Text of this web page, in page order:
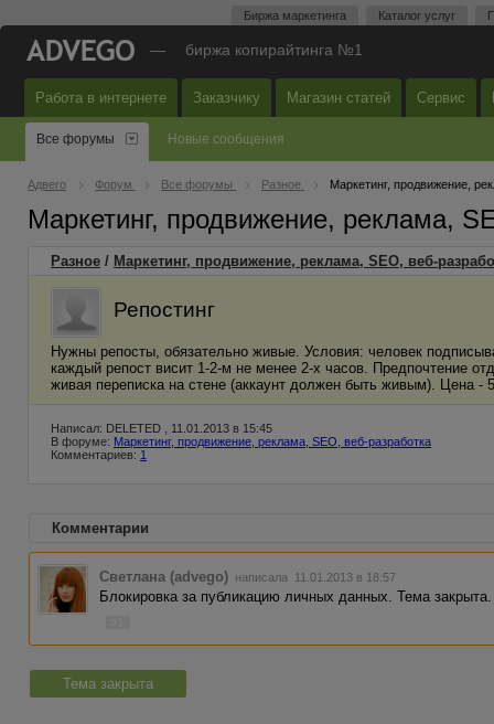
Биржа маркетинга Каталог услуг
— биржа копирайтинга №1
Работа в интернете Заказчику Магазин статей Сервис
Все форумы Новые сообщения
Адвего Форум Все форумы Разное Маркетинг, продвижение,
Маркетинг, продвижение, реклама,
Разное / Маркетинг, продвижение, реклама, SEO, веб-
Репостинг
Нужны репосты, обязательно живые. Условия: человек
каждый репост висит 1-2-м не менее 2-х часов. Предпочтение
живая переписка на стене (аккаунт должен быть живым). Цена -
Написал: DELETED , 11.01.2013 в 15:45
В форуме: Маркетинг, продвижение, реклама, SEO, веб-разработка
Комментариев: 1
Комментарии
Светлана (advego) написала 11.01.2013 в 18:57
Блокировка за публикацию личных данных. Тема закрыта.
Тема закрыта